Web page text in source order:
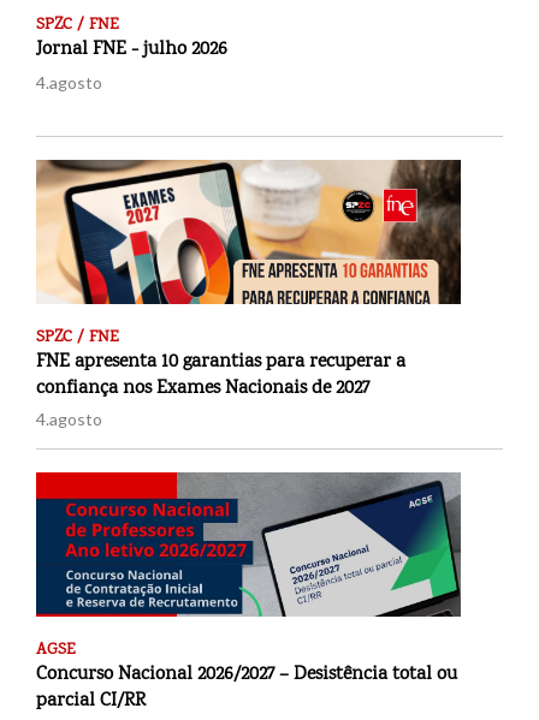
SPZC / FNE
Jornal FNE - julho 2026
4.agosto
SPZC / FNE
FNE apresenta 10 garantias para recuperar a
confiança nos Exames Nacionais de 2027
4.agosto
AGSE
Concurso Nacional 2026/2027 – Desistência total ou
parcial CI/RR